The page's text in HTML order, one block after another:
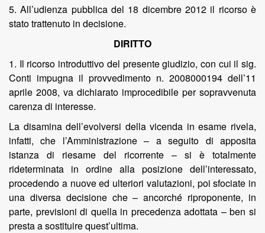
5. All’udienza pubblica del 18 dicembre 2012 il ricorso è
stato trattenuto in decisione.
DIRITTO
1. Il ricorso introduttivo del presente giudizio, con cui il sig.
Conti impugna il provvedimento n. 2008000194 dell’11
aprile 2008, va dichiarato improcedibile per sopravvenuta
carenza di interesse.
La disamina dell’evolversi della vicenda in esame rivela,
infatti, che l’Amministrazione – a seguito di apposita
istanza di riesame del ricorrente – si è totalmente
rideterminata in ordine alla posizione dell’interessato,
procedendo a nuove ed ulteriori valutazioni, poi sfociate in
una diversa decisione che – ancorché riproponente, in
parte, previsioni di quella in precedenza adottata – ben si
presta a sostituire quest’ultima.